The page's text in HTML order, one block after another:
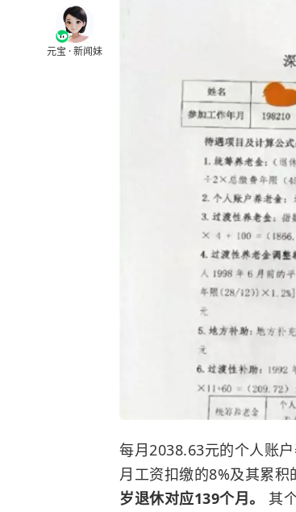
元宝 · 新闻妹
每月2038.63元的个人账
月工资扣缴的8%及其累积
岁退休对应139个月。 其